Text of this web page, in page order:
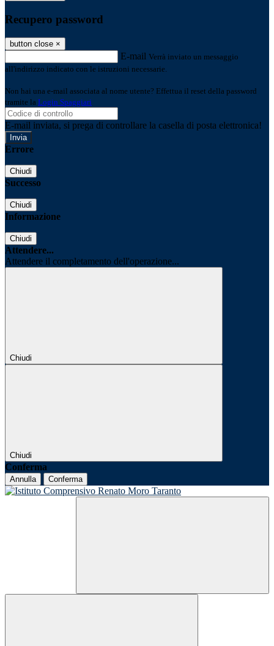
Recupero password
button close ×
E-mail Verrà inviato un messaggio
all'indirizzo indicato con le istruzioni necessarie.
Non hai una e-mail associata al nome utente? Effettua il reset della password
tramite la Login Spaggiari
E-mail inviata, si prega di controllare la casella di posta elettronica!
Errore
Chiudi
Successo
Chiudi
Informazione
Chiudi
Attendere...
Attendere il completamento dell'operazione...
Chiudi
Chiudi
Conferma
Annulla Conferma